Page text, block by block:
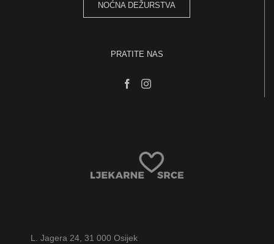
NOĆNA DEŽURSTVA
PRATITE NAS
L. Jagera 24, 31 000 Osijek